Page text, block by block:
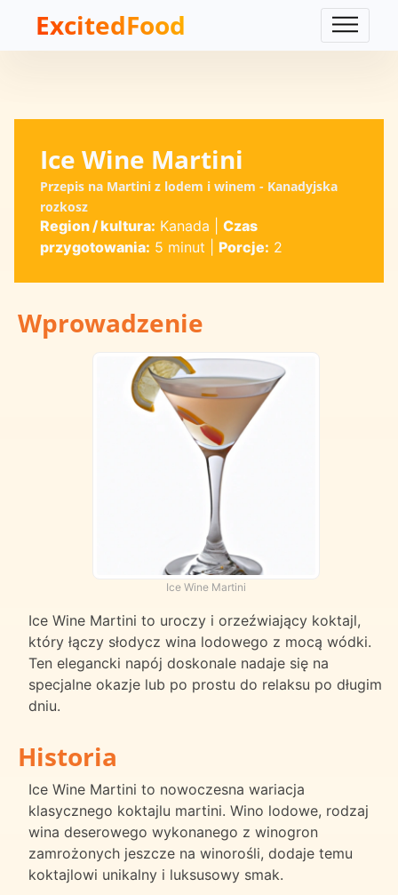
ExcitedFood
Ice Wine Martini
Przepis na Martini z lodem i winem - Kanadyjska
rozkosz
Region / kultura: Kanada
Czas
przygotowania: 5 minut Porcje: 2
Wprowadzenie
Ice Wine Martini
Ice Wine Martini to uroczy i orzeźwiający koktajl,
który łączy słodycz wina lodowego z mocą wódki.
Ten elegancki napój doskonale nadaje się na
specjalne okazje lub po prostu do relaksu po długim
dniu.
Historia
Ice Wine Martini to nowoczesna wariacja
klasycznego koktajlu martini. Wino lodowe, rodzaj
wina deserowego wykonanego z winogron
zamrożonych jeszcze na winorośli, dodaje temu
koktajlowi unikalny i luksusowy smak.